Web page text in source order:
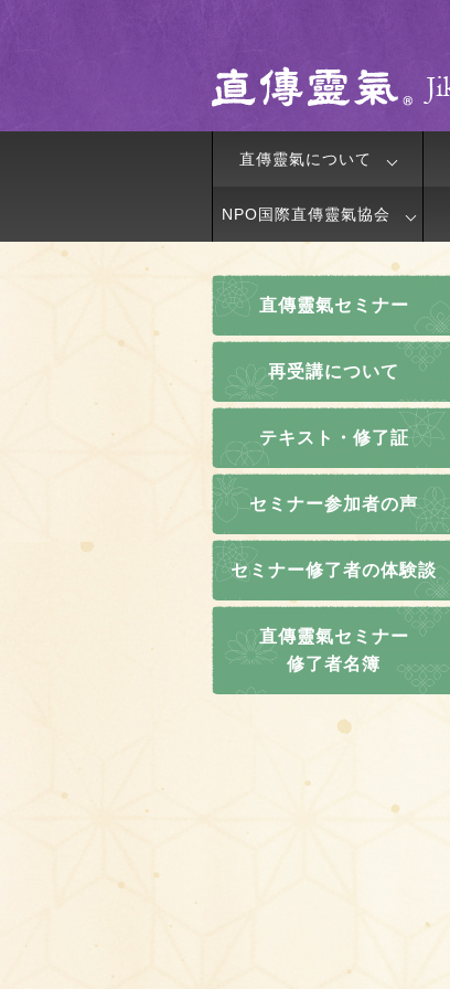
直傳靈氣について
NPO国際直傳靈氣協会
直傳靈氣セミナー
再受講について
テキスト・修了証
セミナー参加者の声
セミナー修了者の体験談
直傳靈氣セミナー
修了者名簿